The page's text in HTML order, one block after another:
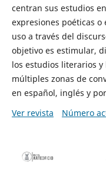
centran sus estudios
expresiones poéticas
uso a través del
objetivo es estimular,
los estudios literarios
múltiples zonas de
en español, inglés y
Ver revista
Número